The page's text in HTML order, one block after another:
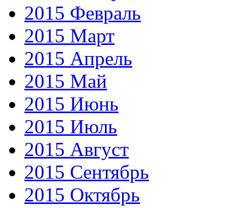
2015 Февраль
2015 Март
2015 Апрель
2015 Май
2015 Июнь
2015 Июль
2015 Август
2015 Сентябрь
2015 Октябрь